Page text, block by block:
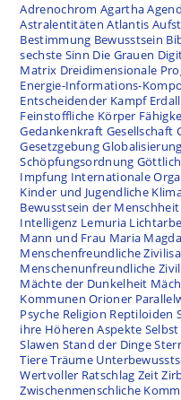
Adrenochrom Agartha
Astralentitäten Atlantis
Bestimmung Bewusstsein
sechste Sinn Die Grauen
Matrix Dreidimensionale
Energie-Informations-
Entscheidender Kampf
Feinstoffliche Körper
Gedankenkraft Gesellschaft
GesetzgebungGlobalisierung
Schöpfungsordnung
Impfung Internationale
Kinder und Jugendliche
Bewusstsein der Menschheit
Intelligenz Lemuria
Mann und Frau Maria
Menschenfreundliche
Menschenunfreundliche
Mächte der Dunkelheit
Kommunen Orioner
Psyche Religion Reptiloiden
ihre Höheren Aspekte Selbst
Slawen Stand der Dinge
TiereTräume
Wertvoller Ratschlag Zeit
Zwischenmenschliche